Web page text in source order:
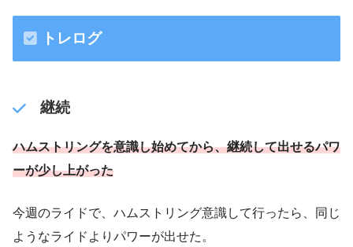
トレログ
継続
ハムストリングを意識し始めてから、継続して出せるパワ
ーが少し上がった
今週のライドで、ハムストリング意識して行ったら、同じ
ようなライドよりパワーが出せた。